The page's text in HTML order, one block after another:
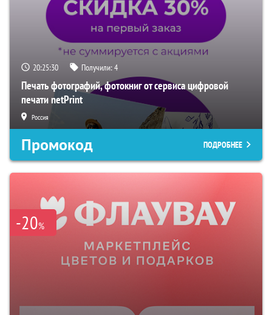
20:25:29 Получили:4
Печать фотографий, фотокниг от сервиса цифровой
печати netPrint
Россия
Промокод ПОДРОБНЕЕ
-20%